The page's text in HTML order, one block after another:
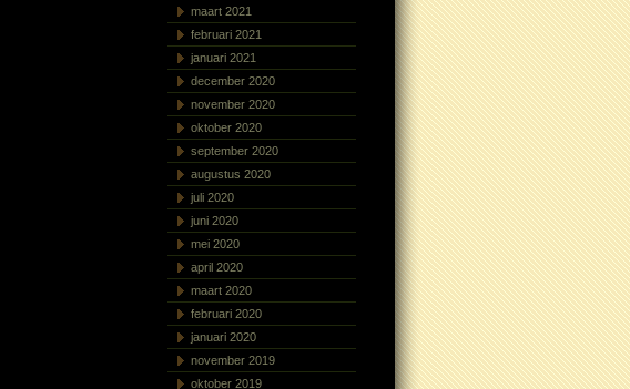
maart 2021
februari 2021
januari 2021
december 2020
november 2020
oktober 2020
september 2020
augustus 2020
juli 2020
juni 2020
mei 2020
april 2020
maart 2020
februari 2020
januari 2020
november 2019
oktober 2019